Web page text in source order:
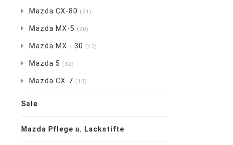
Mazda CX-80 (51)
Mazda MX-5 (90)
Mazda MX - 30 (42)
Mazda 5 (32)
Mazda CX-7 (18)
Sale
Mazda Pflege u. Lackstifte